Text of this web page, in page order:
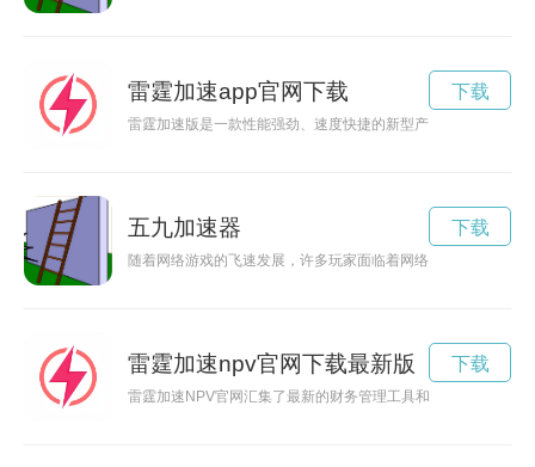
雷霆加速app官网下载
雷霆加速版是一款性能强劲、速度快捷的新型产品，让用户享受
下载
五九加速器
随着网络游戏的飞速发展，许多玩家面临着网络延迟和卡顿等
下载
雷霆加速npv官网下载最新版
雷霆加速NPV官网汇集了最新的财务管理工具和资源，帮助企
下载